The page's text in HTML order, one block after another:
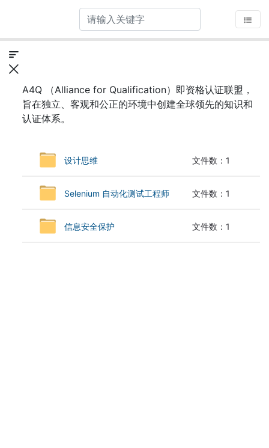
A4Q （Alliance for Qualification）即资格认证联盟 ，
旨在独立、客观和公正的环境中创建全球领先的知识和
认证体系。
设计思维 文件数：1
Selenium 自动化测试工程师 文件数：1
信息安全保护 文件数：1